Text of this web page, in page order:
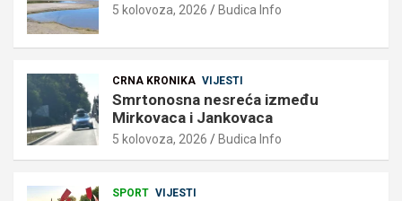
5 kolovoza, 2026 Budica Info
CRNA KRONIKA VIJESTI
Smrtonosna nesreća između
Mirkovaca i Jankovaca
5 kolovoza, 2026 Budica Info
SPORT VIJESTI